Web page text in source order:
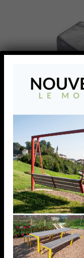
X 25 X
BROSSE